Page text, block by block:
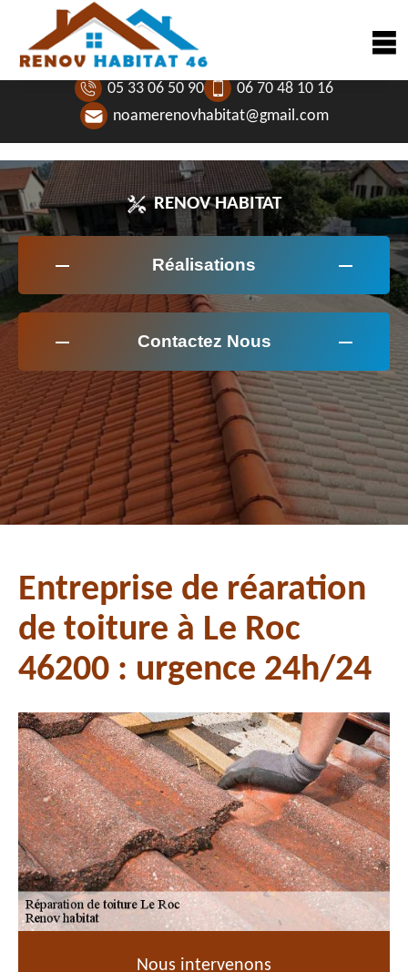
05 33 06 50 90
06 70 48 10 16
noamerenovhabitat@gmail.com
RENOV HABITAT
Réalisations
Contactez Nous
Entreprise de réaration
de toiture à Le Roc
46200 : urgence 24h/24
Nous intervenons